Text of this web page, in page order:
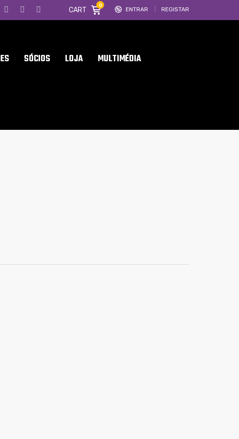
ENTRAR REGISTAR
CART
0
SÓCIOS LOJA MULTIMÉDIA